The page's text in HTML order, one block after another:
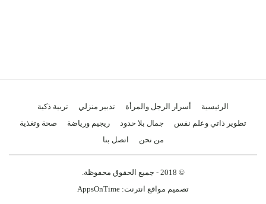
الرئيسية أسرار الرجل والمرأة تدبير منزلي
تربية ذكية
تطوير ذاتي وعلم نفس
جمال بلا حدود ريجيم ورياضة
صحة وتغذية
من نحن
اتصل بنا
© 2018 - جميع الحقوق محفوظة.
تصميم مواقع انترنت: AppsOnTime